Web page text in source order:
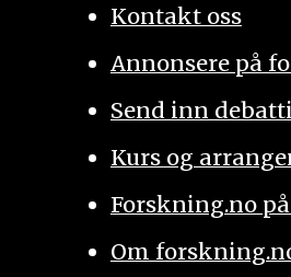
Kontakt oss
Annonsere på
Send inn
Kurs og
Forskning.no
Om